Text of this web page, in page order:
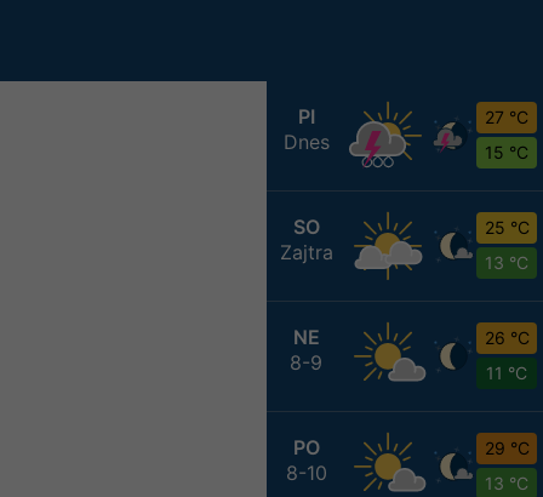
PI
Dnes
27 °C
15 °C
SO
Zajtra
25 °C
13 °C
NE
8-9
26 °C
11 °C
PO
8-10
29 °C
13 °C